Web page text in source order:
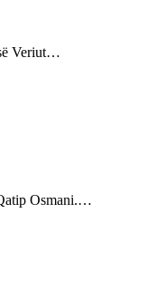
Veriut…
Osmani.…